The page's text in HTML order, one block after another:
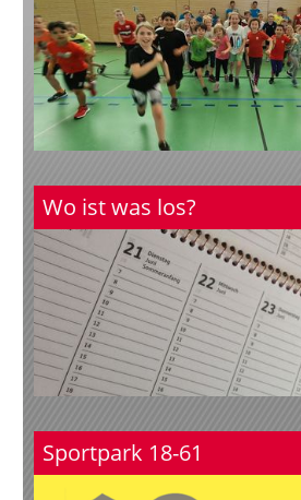
Wo ist was los?
Sportpark 18-61